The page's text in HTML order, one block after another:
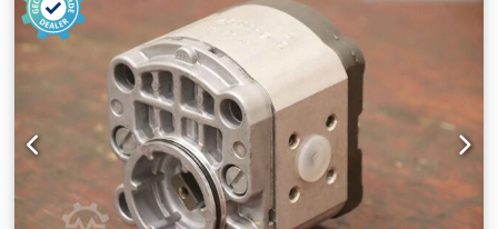
Dwjdpfxjvwi E Ee Ag Rja -Prijs: per stuk -Afmetingen:
100/92/H84 mm -Gewicht: 2,0 kg